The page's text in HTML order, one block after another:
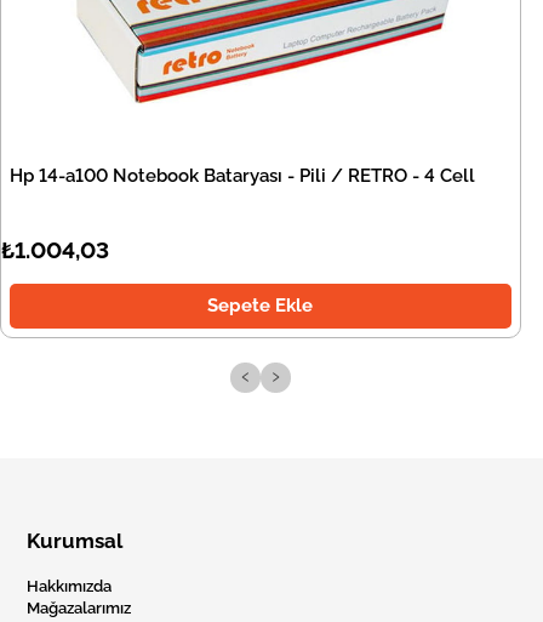
Hp 14-a100 Notebook Bataryası - Pili / RETRO - 4 Cell
₺1.004,03
Sepete Ekle
‹ ›
Kurumsal
Hakkımızda
Mağazalarımız